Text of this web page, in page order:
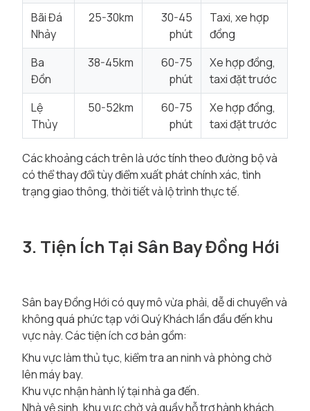
Bãi Đá
Nhảy
25-30km
30-45
phút
Taxi, xe hợp
đồng
Ba
Đồn
38-45km
60-75
phút
Xe hợp đồng,
taxi đặt trước
Lệ
Thủy
50-52km
60-75
phút
Xe hợp đồng,
taxi đặt trước
Các khoảng cách trên là ước tính theo đường bộ và
có thể thay đổi tùy điểm xuất phát chính xác, tình
trạng giao thông, thời tiết và lộ trình thực tế.
3. Tiện Ích Tại Sân Bay Đồng Hới
Sân bay Đồng Hới có quy mô vừa phải, dễ di chuyển và
không quá phức tạp với Quý Khách lần đầu đến khu
vực này. Các tiện ích cơ bản gồm:
Khu vực làm thủ tục, kiểm tra an ninh và phòng chờ
lên máy bay.
Khu vực nhận hành lý tại nhà ga đến.
Nhà vệ sinh, khu vực chờ và quầy hỗ trợ hành khách.